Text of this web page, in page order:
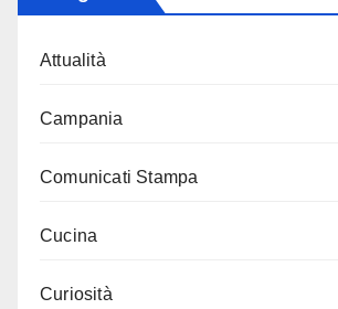
Attualità
Campania
Comunicati Stampa
Cucina
Curiosità